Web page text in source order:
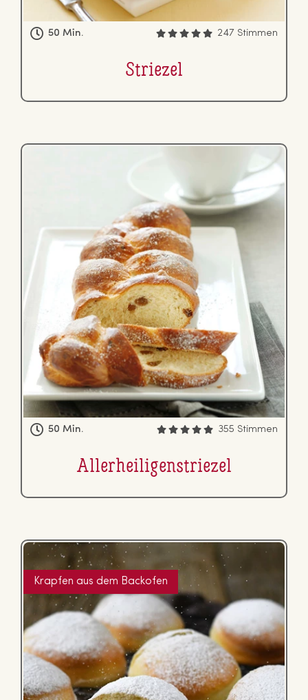
50 Min. 247 Stimmen
Striezel
50 Min. 355 Stimmen
Al­ler­hei­li­gen­s­trie­zel
Krapfen aus dem Backofen